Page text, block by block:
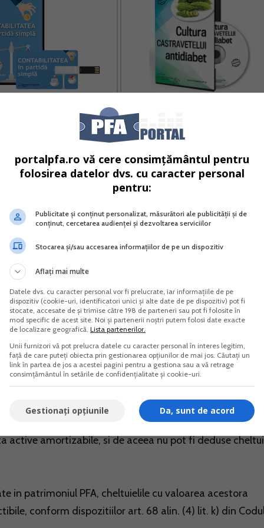
in partida simpla
Vreau acest produs →
in patrimoniul PFA se inregistreaza in Registrul Inventar
7 alin. (8) din normele metodologice emise in
verbal de predare primire incheiat intre PFA si PF.
in contabilitatea PFA la valoarea reevaluata conforma
din raportul unei persoane calificate.
apartenenta bunurilor la patrimoniul de afectatiune, in
receptie si inscriere in evidentele de cadastru si carte
independente a PFA-ului, pentru a fi deduse,
reglementate la art. 28 din Codul fiscal, care
active amortizabile, si de aceea nu pot fi deduse
in patrimoniul PFA, cheltuielile cu valoarea acestora
conform dispozitiilor art. 68 alin. (4) lit. k) din
portalpfa.ro vă cere consimțământul pentru
folosirea datelor dvs. cu caracter personal
pentru:
Publicitate și conținut personalizat, măsurători ale publicității și de
conținut, cercetarea audienței și dezvoltarea serviciilor
Stocarea și/sau accesarea informațiilor de pe un dispozitiv
Aflați mai multe
Datele dvs. cu caracter personal vor fi prelucrate, iar informațiile de pe
dispozitiv (cookie-uri, identificatori unici și alte date de pe dispozitiv) pot fi
stocate, accesate de și trimise către 198 de parteneri sau pot fi folosite în
mod specific de acest site. Noi și partenerii noștri putem folosi date exacte
de localizare geografică. Lista partenerilor.
Unii furnizori vă pot prelucra datele cu caracter personal în interes legitim,
față de care puteți obiecta prin gestionarea opțiunilor de mai jos. Căutați un
link în partea de jos a acestei pagini pentru a gestiona sau a vă retrage
consimțământul în setările de confidențialitate și cookie-uri.
Da, sunt de acord
Gestionați opțiunile